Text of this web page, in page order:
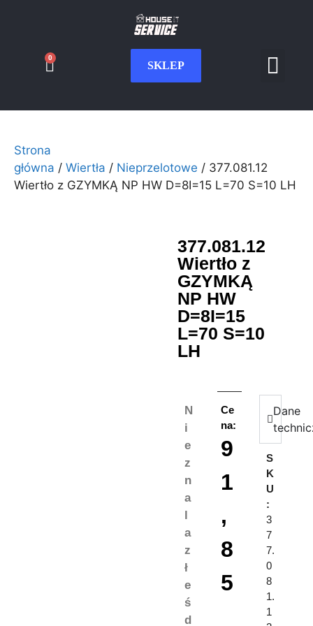
SKLEP
0
Strona
główna / Wiertła / Nieprzelotowe / 377.081.12
Wiertło z GZYMKĄ NP HW D=8I=15 L=70 S=10 LH
377.081.12
Wiertło z
GZYMKĄ
NP HW
D=8I=15
L=70 S=10
LH
N
i
e
z
n
a
l
a
z
ł
e
ś
d
Ce
na:
9
1
,
8
5
Dane
S
K
U
:
3
7
7.
0
8
1.
1